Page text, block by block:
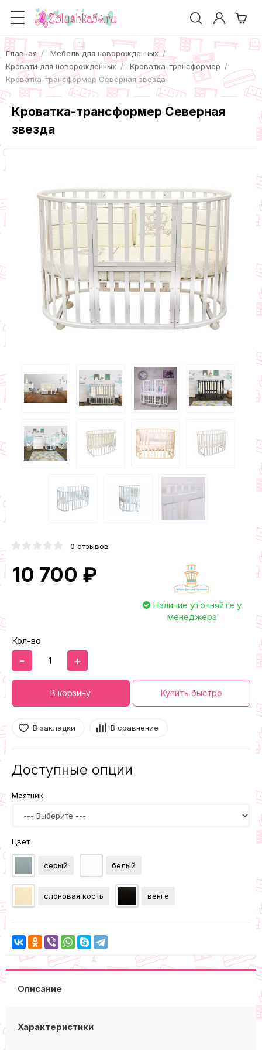
Главная
Мебель для новорожденных
Кровати для новорожденных
Кроватка-трансформер
Кроватка-трансформер Северная звезда
Кроватка-трансформер Северная
звезда
0 отзывов
10 700 ₽
Наличие уточняйте у
менеджера
Кол-во
- +
В корзину Купить быстро
В закладки В сравнение
Доступные опции
Маятник
Цвет
серый белый
слоновая кость венге
Описание
Характеристики